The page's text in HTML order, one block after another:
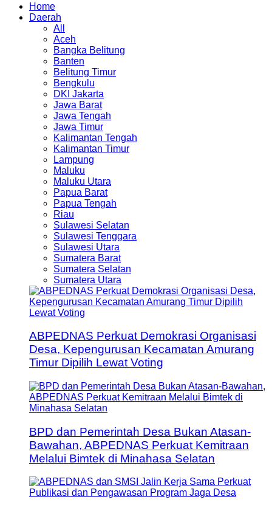
Home
Daerah
All
Aceh
Bangka Belitung
Banten
Belitung Timur
Bengkulu
DKI Jakarta
Jawa Barat
Jawa Tengah
Jawa Timur
Kalimantan Tengah
Kalimantan Timur
Lampung
Maluku
Maluku Utara
Papua Barat
Papua Tengah
Riau
Sulawesi Selatan
Sulawesi Tenggara
Sulawesi Utara
Sumatera Barat
Sumatera Selatan
Sumatera Utara
ABPEDNAS Perkuat Demokrasi Organisasi
Desa, Kepengurusan Kecamatan Amurang
Timur Dipilih Lewat Voting
BPD dan Pemerintah Desa Bukan Atasan-
Bawahan, ABPEDNAS Perkuat Kemitraan
Melalui Bimtek di Minahasa Selatan